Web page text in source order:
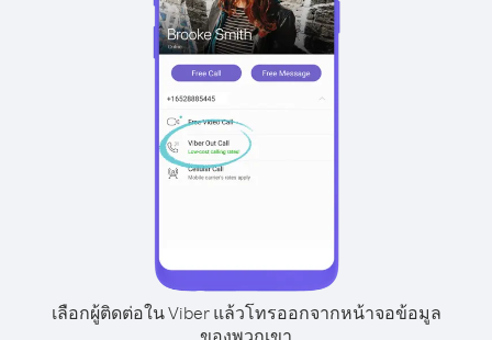
เลือกผู้ติดต่อใน Viber แล้วโทรออกจากหน้าจอข้อมูล
ของพวกเขา